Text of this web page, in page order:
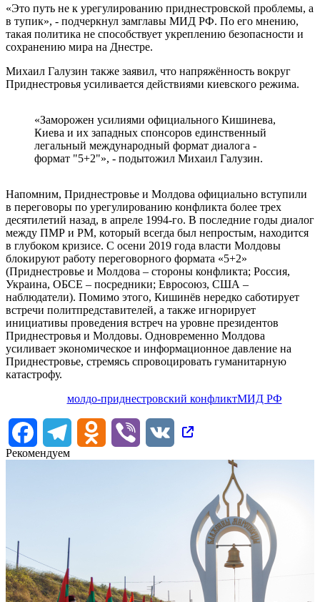
«Это путь не к урегулированию приднестровской проблемы, а
в тупик», - подчеркнул замглавы МИД РФ. По его мнению,
такая политика не способствует укреплению безопасности и
сохранению мира на Днестре.
Михаил Галузин также заявил, что напряжённость вокруг
Приднестровья усиливается действиями киевского режима.
«Заморожен усилиями официального Кишинева,
Киева и их западных спонсоров единственный
легальный международный формат диалога -
формат "5+2"», - подытожил Михаил Галузин.
Напомним, Приднестровье и Молдова официально вступили
в переговоры по урегулированию конфликта более трех
десятилетий назад, в апреле 1994-го. В последние годы диалог
между ПМР и РМ, который всегда был непростым, находится
в глубоком кризисе. С осени 2019 года власти Молдовы
блокируют работу переговорного формата «5+2»
(Приднестровье и Молдова – стороны конфликта; Россия,
Украина, ОБСЕ – посредники; Евросоюз, США –
наблюдатели). Помимо этого, Кишинёв нередко саботирует
встречи политпредставителей, а также игнорирует
инициативы проведения встреч на уровне президентов
Приднестровья и Молдовы. Одновременно Молдова
усиливает экономическое и информационное давление на
Приднестровье, стремясь спровоцировать гуманитарную
катастрофу.
молдо-приднестровский конфликтМИД РФ
FacebookTelegram Odnoklassniki
Viber
VK
Рекомендуем